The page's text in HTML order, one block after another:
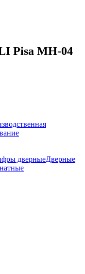
Pisa MH-04
дверныеДверные